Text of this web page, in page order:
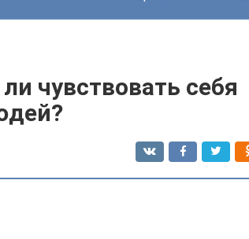
чувствовать себя